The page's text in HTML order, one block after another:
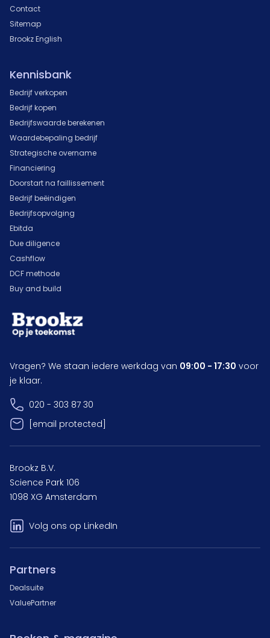
Contact
Sitemap
Brookz English
Kennisbank
Bedrijf verkopen
Bedrijf kopen
Bedrijfswaarde berekenen
Waardebepaling bedrijf
Strategische overname
Financiering
Doorstart na faillissement
Bedrijf beëindigen
Bedrijfsopvolging
Ebitda
Due diligence
Cashflow
DCF methode
Buy and build
Vragen? We staan iedere werkdag van 09:00 - 17:30 voor
je klaar.
020 - 303 87 30
[email protected]
Brookz B.V.
Science Park 106
1098 XG Amsterdam
Volg ons op LinkedIn
Partners
Dealsuite
ValuePartner